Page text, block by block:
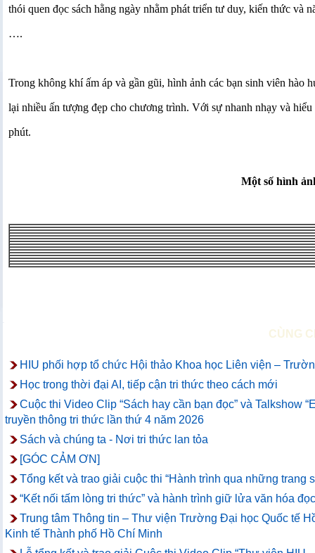
thói quen đọc sách hằng ngày nhằm phát triển tư duy, kiến thức và
….
Trong không khí ấm áp và gần gũi, hình ảnh các bạn sinh viên hào
lại nhiều ấn tượng đẹp cho chương trình. Với sự nhanh nhạy và
phút.
Một số hình
CÙNG
HIU phối hợp tổ chức Hội thảo Khoa học Liên viện –
Học trong thời đại AI, tiếp cận tri thức theo cách mới
Cuộc thi Video Clip “Sách hay cần bạn đọc” và Talkshow
truyền thông tri thức lần thứ 4 năm 2026
Sách và chúng ta - Nơi tri thức lan tỏa
[GÓC CẢM ƠN]
Tổng kết và trao giải cuộc thi “Hành trình qua những trang
“Kết nối tấm lòng tri thức” và hành trình giữ lửa văn hóa
Trung tâm Thông tin – Thư viện Trường Đại học Quốc tế
Kinh tế Thành phố Hồ Chí Minh